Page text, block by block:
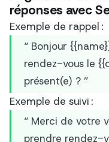
réponses avec
Exemple de rappel :
“ Bonjour
rendez-vous le
présent(e) ? ”
Exemple de suivi :
“ Merci de votre
prendre rendez-